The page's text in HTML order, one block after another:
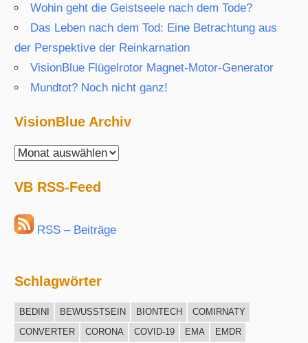
Wohin geht die Geistseele nach dem Tode?
Das Leben nach dem Tod: Eine Betrachtung aus
der Perspektive der Reinkarnation
VisionBlue Flügelrotor Magnet-Motor-Generator
Mundtot? Noch nicht ganz!
VisionBlue Archiv
VisionBlue
VB RSS-Feed
RSS – Beiträge
Schlagwörter
BEDINI BEWUSSTSEIN BIONTECH
COMIRNATY
CONVERTER
CORONA COVID-19 EMA
EMDR